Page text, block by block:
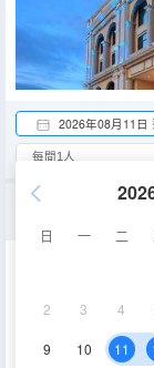
2026年08月11日
日 一 二
2 3 4
9 10 11